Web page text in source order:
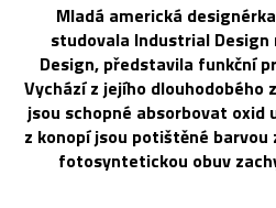
Mladá americká
studovala Industrial Design
Design, představila funkční
Vychází z jejího dlouhodobého
jsou schopné absorbovat oxid
z konopí jsou potištěné
fotosyntetickou obuv